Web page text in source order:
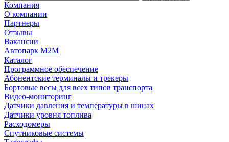
Компания
О компании
Партнеры
Отзывы
Вакансии
Автопарк М2М
Каталог
Программное обеспечение
Абонентские терминалы и трекеры
Бортовые весы для всех типов транспорта
Видео-мониторинг
Датчики давления и температуры в шинах
Датчики уровня топлива
Расходомеры
Спутниковые системы